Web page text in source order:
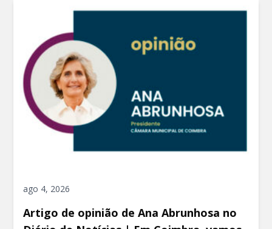
ago 4, 2026
Artigo de opinião de Ana Abrunhosa no